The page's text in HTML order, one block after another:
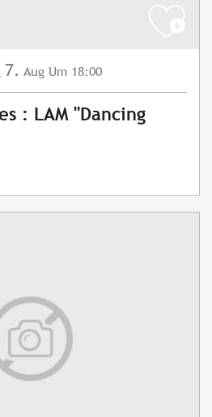
7. Aug Um 18:00
: LAM "Dancing